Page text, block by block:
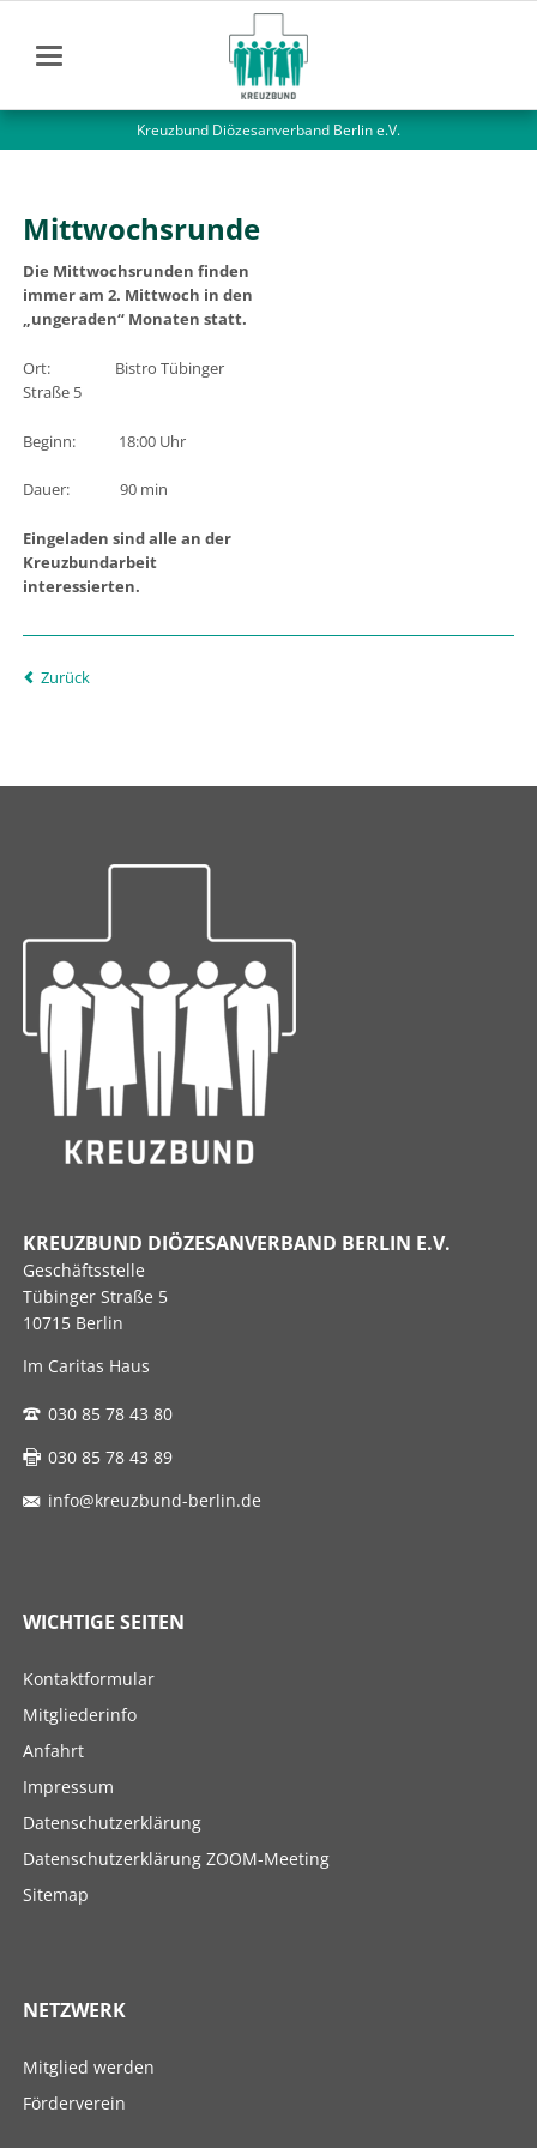
Kreuzbund Diözesanverband Berlin e.V.
Mittwochsrunde
Die Mittwochsrunden finden
immer am 2. Mittwoch in den
„ungeraden“ Monaten statt.
Ort: Bistro Tübinger
Straße 5
Beginn: 18:00 Uhr
Dauer: 90 min
Eingeladen sind alle an der
Kreuzbundarbeit
interessierten.
Zurück
KREUZBUND DIÖZESANVERBAND BERLIN E.V.
Geschäftsstelle
Tübinger Straße 5
10715 Berlin
Im Caritas Haus
030 85 78 43 80
030 85 78 43 89
info@kreuzbund-berlin.de
WICHTIGE SEITEN
Navigation
Kontaktformular
Mitgliederinfo
Anfahrt
Impressum
Datenschutzerklärung
Datenschutzerklärung ZOOM-Meeting
Sitemap
NETZWERK
Navigation
Mitglied werden
Förderverein